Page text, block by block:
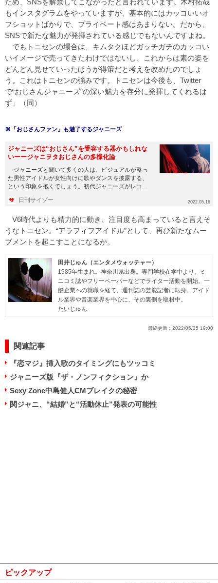
ため、SNSを解禁してこなかったと言われています。木村拓哉
もインスタグラムをやっていますが、基本的にはカッコいいオ
フショットばかりで、プライベート感はあまりない。だから、
SNSで新たな魅力が発揮されている感じでもないんですよね。
でもトニセンの場合は、キムタクほどガッチガチのカッコい
いイメージで売ってきたわけではないし、これからは素の姿を
どんどん見せていったほうが得策だと考えを改めたのでしょ
う。これはトニセンの強みです。トニセンは今後も、Twitter
で“おじさんジャニーズ”の深い魅力を存分に発揮してくれるは
ず」（同）
※「おじさんファン」も魅了するジャニーズ
ジャニーズは“おじさん”を受容する器かもしれな
いーージャニヲタおじさんの多様化論
ジャニーズと聞いて多くの人は、ビジュアルが整っ
た男性アイドルが女性向けに歌やダンスを披露する、
という印象を抱くでしょう。初代ジャニーズがレコー
日刊サイゾー 2022.05.16
V6時代よりも精力的に動き、注目度も高まっていると言えそ
うなトニセン。“アラフィフアイドル”として、再び新たなムー
ブメントを起こすことになるか。
田井じゅん（エンタメウォッチャー）
1985年生まれ。神奈川県出身。専門学校在学中より、ミ
ニコミ誌やフリーペーパーなどでライター活動を開始。一
般企業への就職を経て、週刊誌の芸能記者に転身。アイド
ル業界や音楽業界を中心に、その裏側を取材中。
たいじゅん
最終更新： 2022/05/25 19:00
関連記事
『恋マジ』挿入歌のタイミングにもツッコミ
ジャニーズ版『ザ・ノンフィクション』か
Sexy Zone中島健人CMブレイクの秘密
関ジャニ、“結婚”と“活動休止”発表の可能性
ピックアップ